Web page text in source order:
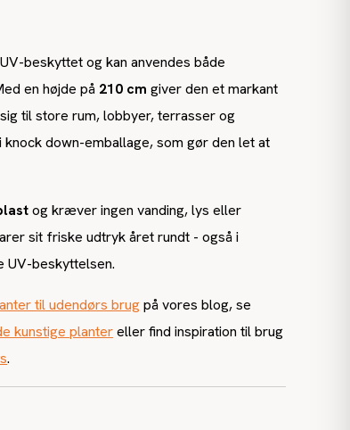
beskyttet og kan anvendes både
en højde på 210 cm giver den et markant
til store rum, lobbyer, terrasser og
down-emballage, som gør den let at
og kræver ingen vanding, lys eller
sit friske udtryk året rundt - også i
beskyttelsen.
til udendørs brug på vores blog, se
kunstige plantereller find inspiration til brug
.